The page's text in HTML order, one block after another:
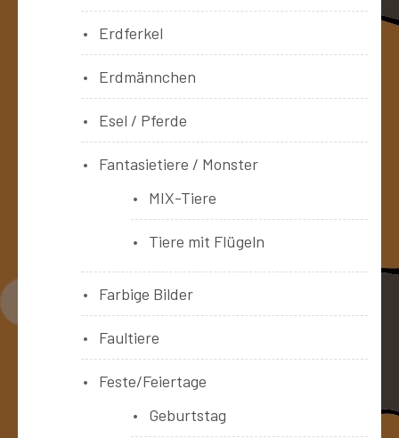
Erdferkel
Erdmännchen
Esel / Pferde
Fantasietiere / Monster
MIX-Tiere
Tiere mit Flügeln
Farbige Bilder
Faultiere
Feste/Feiertage
Geburtstag